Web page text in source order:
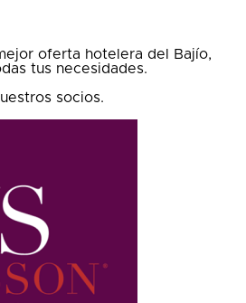
oferta hotelera del Bajío,
tus necesidades.
socios.